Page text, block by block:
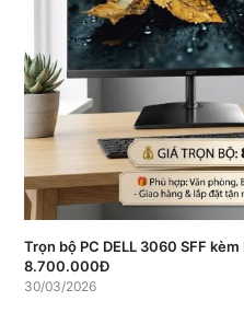
Trọn bộ PC DELL 3060 SFF
8.700.000Đ
30/03/2026